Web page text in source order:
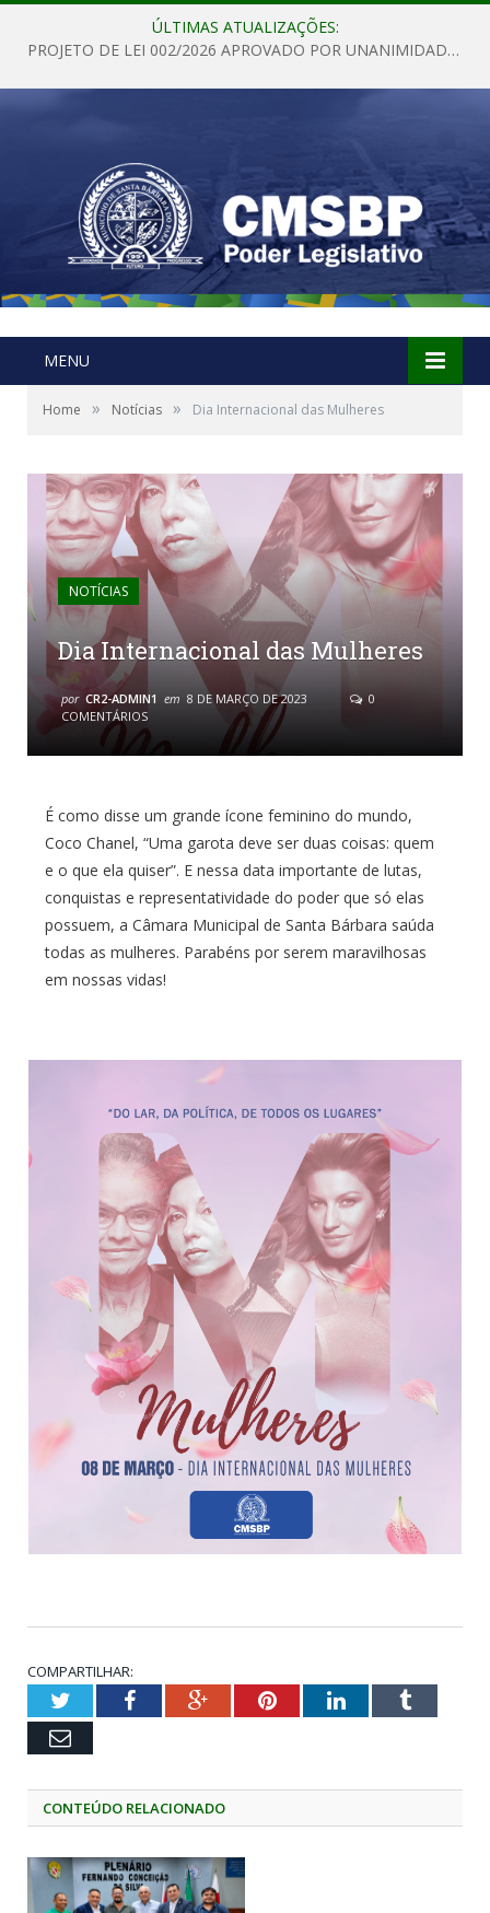
ÚLTIMAS ATUALIZAÇÕES:
PROJETO DE LEI 002/2026 APROVADO POR UNANIMIDADE EM SESSÃO ORDINÁRIA NESTA QUINTA – FEIRA 28 DE MAIO DE 2026
MENU
Home » Notícias » Dia Internacional das Mulheres
NOTÍCIAS
Dia Internacional das Mulheres
por CR2-ADMIN1 em 8 DE MARÇO DE 2023
0
COMENTÁRIOS
É como disse um grande ícone feminino do mundo,
Coco Chanel, “Uma garota deve ser duas coisas: quem
e o que ela quiser”. E nessa data importante de lutas,
conquistas e representatividade do poder que só elas
possuem, a Câmara Municipal de Santa Bárbara saúda
todas as mulheres. Parabéns por serem maravilhosas
em nossas vidas!
COMPARTILHAR:
TwitterFacebookGoogle+PinterestLinkedInTumblr
Email
CONTEÚDO RELACIONADO